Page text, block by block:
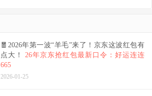
🧧2026年第一波“羊毛”来了！京东这波红包有
点大！ 26年京东抢红包最新口令：好运连连
665
2026-01-25